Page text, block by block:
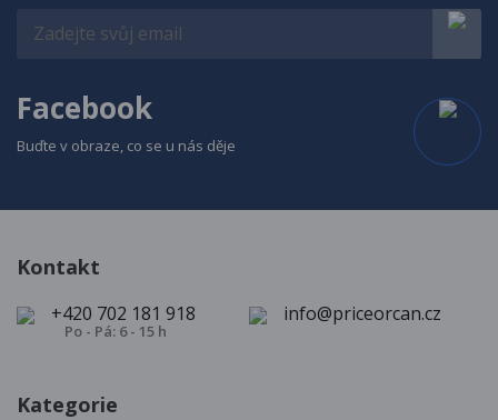
Facebook
Buďte v obraze, co se u nás děje
Kontakt
+420 702 181 918
Po - Pá: 6 - 15 h
info@priceorcan.cz
Kategorie